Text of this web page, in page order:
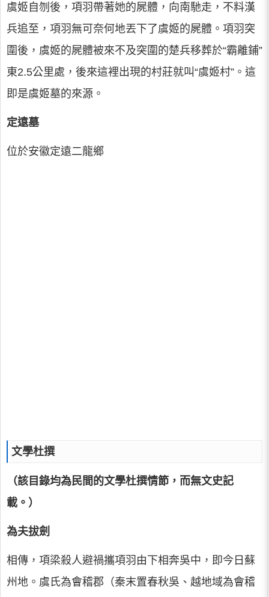
虞姬自刎後，項羽帶著她的屍體，向南馳走，不料漢
兵追至，項羽無可奈何地丟下了虞姬的屍體。項羽突
圍後，虞姬的屍體被來不及突圍的楚兵移葬於“霸離鋪”
東2.5公里處，後來這裡出現的村莊就叫“虞姬村”。這
即是虞姬墓的來源。
定遠墓
位於安徽定遠二龍鄉
文學杜撰
（該目錄均為民間的文學杜撰情節，而無文史記
載。）
為夫拔劍
相傳，項梁殺人避禍攜項羽由下相奔吳中，即今日蘇
州地。虞氏為會稽郡（秦末置春秋吳、越地域為會稽